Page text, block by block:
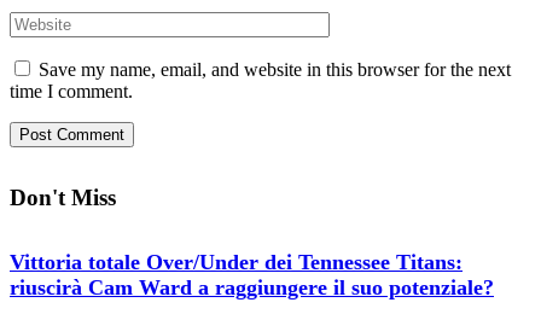
Save my name, email, and website in this browser for the next
time I comment.
Don't Miss
Vittoria totale Over/Under dei Tennessee Titans:
riuscirà Cam Ward a raggiungere il suo potenziale?